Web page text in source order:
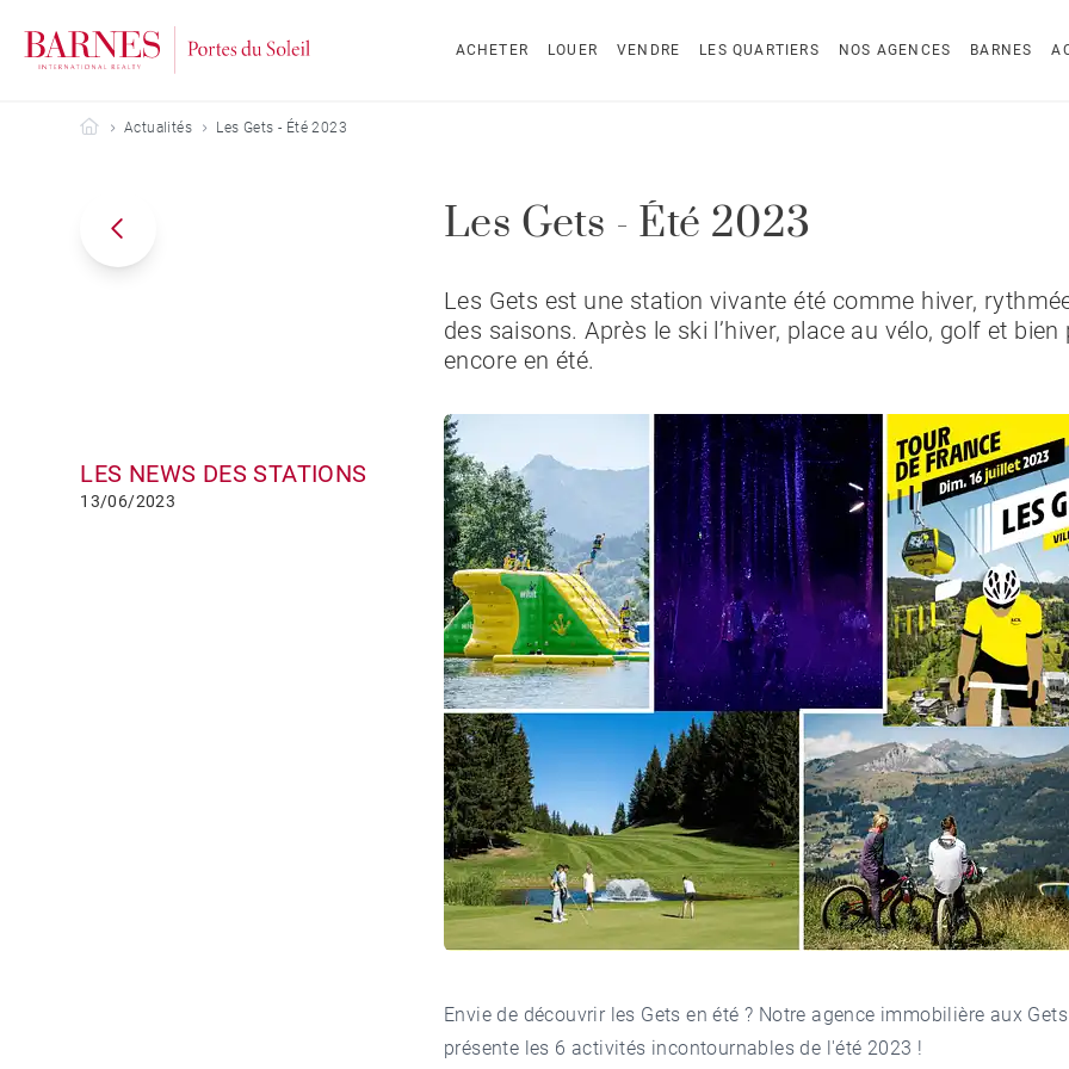
ACHETER LOUER VENDRE LES QUARTIERS NOS AGENCES BARNES
Barnes Portes du Soleil
Actualités Les Gets - Été 2023
LES NEWS DES STATIONS
13/06/2023
Les Gets - Été 2023
Les Gets est une station vivante été comme hiver,
des saisons. Après le ski l’hiver, place au vélo, golf et bien
encore en été.
Envie de découvrir les Gets en été ? Notreagence immobilière aux Gets
présente les 6 activités incontournables de l'été 2023 !